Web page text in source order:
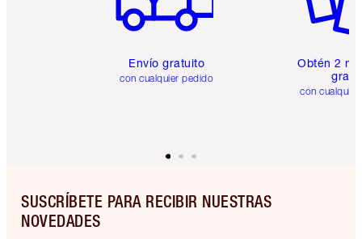
Envío gratuito
con cualquier pedido
Obtén 2
gratis
con
SUSCRÍBETE PARA RECIBIR NUESTRAS
NOVEDADES